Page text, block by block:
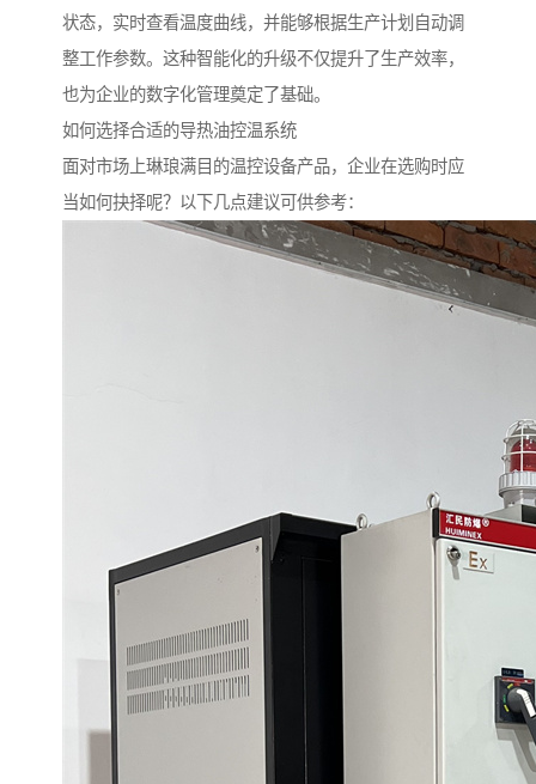
状态，实时查看温度曲线，并能够根据生产计划自动调
整工作参数。这种智能化的升级不仅提升了生产效率，
也为企业的数字化管理奠定了基础。
如何选择合适的导热油控温系统
面对市场上琳琅满目的温控设备产品，企业在选购时应
当如何抉择呢？以下几点建议可供参考：